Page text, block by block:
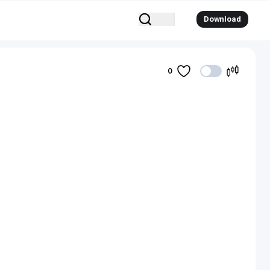
Download
0